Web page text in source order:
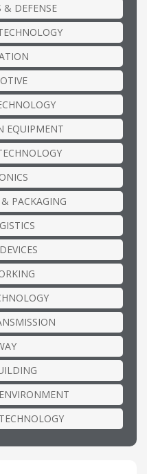
& DEFENSE
EQUIPMENT
PACKAGING